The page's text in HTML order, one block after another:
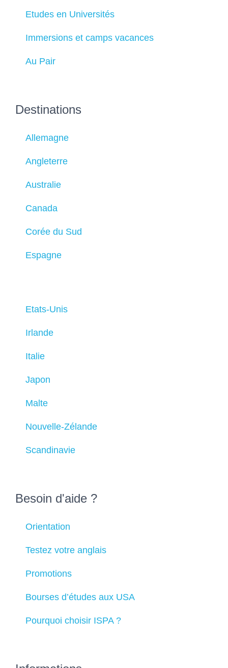
Etudes en Universités
Immersions et camps vacances
Au Pair
Destinations
Allemagne
Angleterre
Australie
Canada
Corée du Sud
Espagne
Etats-Unis
Irlande
Italie
Japon
Malte
Nouvelle-Zélande
Scandinavie
Besoin d'aide ?
Orientation
Testez votre anglais
Promotions
Bourses d’études aux USA
Pourquoi choisir ISPA ?